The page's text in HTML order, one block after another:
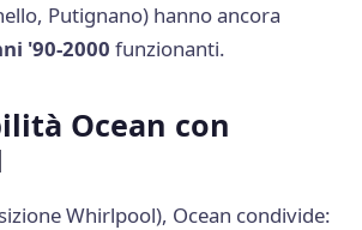
Putignano) hanno ancora
'90-2000 funzionanti.
Ocean con
Whirlpool), Ocean condivide: